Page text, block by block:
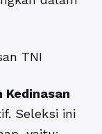
TNI
Kedinasan
Seleksi ini